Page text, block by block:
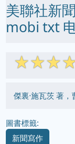
美聯社新
mobi txt
☆☆☆
傑裏·施瓦茨 著
圖書標籤:
新聞寫作